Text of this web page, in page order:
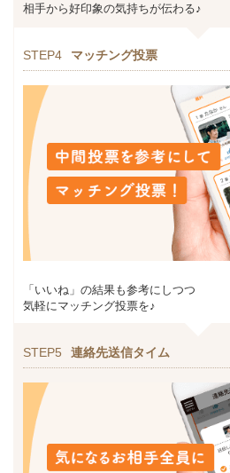
相手から好印象の気持ちが伝わる♪
STEP4 マッチング投票
「いいね」の結果も参考にしつつ
気軽にマッチング投票を♪
STEP5 連絡先送信タイム